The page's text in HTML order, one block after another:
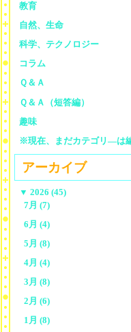
教育
自然、生命
科学、テクノロジー
コラム
Ｑ＆Ａ
Ｑ＆Ａ（短答編）
趣味
※現在、まだカテゴリ—は
アーカイブ
▼ 2026 (45)
7月 (7)
6月 (4)
5月 (8)
4月 (4)
3月 (8)
2月 (6)
1月 (8)